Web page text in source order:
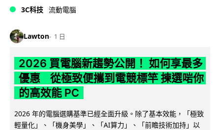
3C科技 流動電腦
Lawton 1 日
2026 買電腦新趨勢公開！ 如何享最多
優惠 從極致便攜到電競標竿 揀選啱你
的高效能 PC
2026 年的電腦選購基準已經全面升級。除了基本效能，「極致
輕量化」、「機身美學」、「AI算力」、「前瞻技術加持」以